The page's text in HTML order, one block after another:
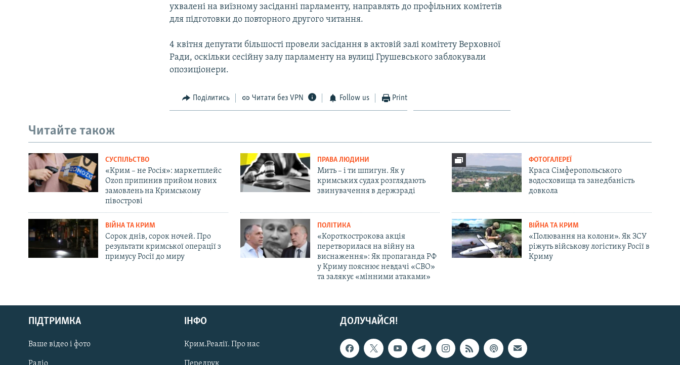
Русский
Qırımtatar
ДОЛУЧАЙСЯ!
ухвалені на виїзному засiданнi парламенту, направлять до профiльних комiтетiв
для пiдготовки до повторного другого читання.
4 квiтня депутати бiльшостi провели засiдання в актовiй залi комiтету Верховної
Ради, оскiльки сесiйну залу парламенту на вулиці Грушевського заблокували
опозицiонери.
Поділитись Читати без VPN Follow us Print
Читайте також
СУСПІЛЬСТВО
«Крим – не Росія»: маркетплейс
Ozon припинив прийом нових
замовлень на Кримському
півострові
ПРАВА ЛЮДИНИ
Мить – і ти шпигун. Як у
кримських судах розглядають
звинувачення в держзраді
ФОТОГАЛЕРЕЇ
Краса Сімферопольського
водосховища та занедбаність
довкола
ВІЙНА ТА КРИМ
Сорок днів, сорок ночей. Про
результати кримської операції з
примусу Росії до миру
ПОЛІТИКА
«Короткострокова акція
перетворилася на війну на
виснаження»: Як пропаганда РФ
у Криму пояснює невдачі «СВО»
та залякує «мінними атаками»
ВІЙНА ТА КРИМ
«Полювання на колони». Як ЗСУ
ріжуть військову логістику Росії в
Криму
ДОЛУЧАЙСЯ!
ПІДТРИМКА
Ваше відео і фото
Радіо
ІНФО
Крим.Реалії. Про нас
Передрук